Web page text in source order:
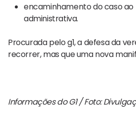
encaminhamento do caso ao
administrativa.
Procurada pelo g1, a defesa da
recorrer, mas que uma nova
Informações do G1 / Foto: